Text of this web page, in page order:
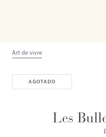
Art de vivre
AGOTADO
Les